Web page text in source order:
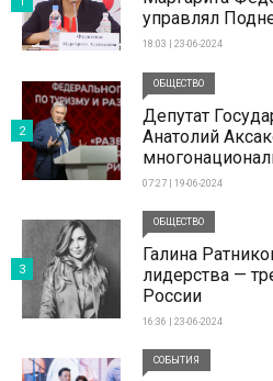
управлял
18:03 | 23-06-2024
ОБЩЕСТВО
Депутат
Анатолий
07:27 | 19-06-2024
2
ОБЩЕСТВО
Галина
лидерства —
России
16:36 | 23-06-2024
3
СОБЫТИЯ